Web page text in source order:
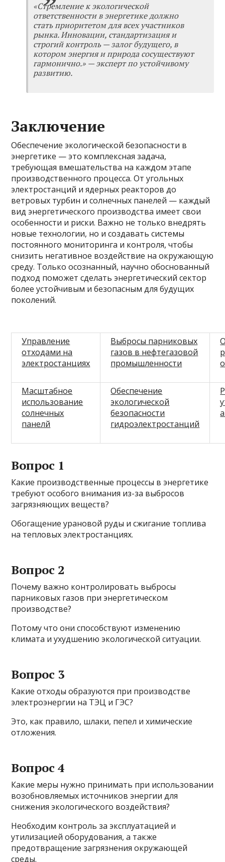
«Стремление к экологической
ответственности в энергетике должно
стать приоритетом для всех участников
рынка. Инновации, стандартизация и
строгий контроль — залог будущего, в
котором энергия и природа сосуществуют
гармонично.» — эксперт по устойчивому
развитию.
Заключение
Обеспечение экологической безопасности в
энергетике — это комплексная задача,
требующая вмешательства на каждом этапе
производственного процесса. От угольных
электростанций и ядерных реакторов до
ветровых турбин и солнечных панелей — каждый
вид энергетического производства имеет свои
особенности и риски. Важно не только внедрять
новые технологии, но и создавать системы
постоянного мониторинга и контроля, чтобы
снизить негативное воздействие на окружающую
среду. Только осознанный, научно обоснованный
подход поможет сделать энергетический сектор
более устойчивым и безопасным для будущих
поколений.
Управление
отходами на
электростанциях
Выбросы парниковых
газов в нефтегазовой
промышленности
Масштабное
использование
солнечных
панелй
Обеспечение
экологической
безопасности
гидроэлектростанций
Вопрос 1
Какие производственные процессы в энергетике
требуют особого внимания из-за выбросов
загрязняющих веществ?
Обогащение урановой руды и сжигание топлива
на тепловых электростанциях.
Вопрос 2
Почему важно контролировать выбросы
парниковых газов при энергетическом
производстве?
Потому что они способствуют изменению
климата и ухудшению экологической ситуации.
Вопрос 3
Какие отходы образуются при производстве
электроэнергии на ТЭЦ и ГЭС?
Это, как правило, шлаки, пепел и химические
отложения.
Вопрос 4
Какие меры нужно принимать при использовании
возобновляемых источников энергии для
снижения экологического воздействия?
Необходим контроль за эксплуатацией и
утилизацией оборудования, а также
предотвращение загрязнения окружающей
среды.